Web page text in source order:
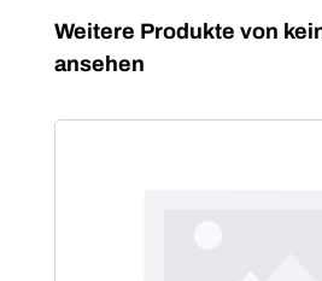
Produktgalerie überspringen
Weitere Produkte von
ansehen